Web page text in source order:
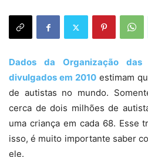
Dados da Organização das
divulgados em 2010estimam
de autistas no mundo.
cerca de dois milhões de
uma criança em cada 68. Esse
isso, é muito importante saber
ele.